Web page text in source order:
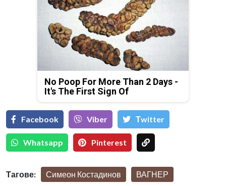
No Poop For More Than 2 Days -
It's The First Sign Of
Facebook Viber Тwitter
Whatsapp Pinterest
Тагове: Симеон Костадинов ВАГНЕР